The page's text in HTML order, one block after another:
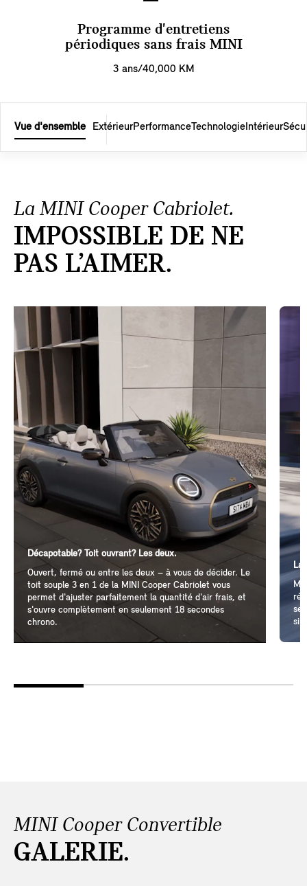
Programme d'entretiens
périodiques sans frais MINI
3 ans/40,000 KM
Vue d'ensemble ExtérieurPerformanceTechnologie Intérieur
La MINI Cooper Cabriolet.
IMPOSSIBLE DE NE
PAS L’AIMER.
Décapotable? Toit ouvrant? Les deux.
Ouvert, fermé ou entre les deux – à vous de décider. Le
toit souple 3 en 1 de la MINI Cooper Cabriolet vous
permet d'ajuster parfaitement la quantité d'air frais, et
s'ouvre complètement en seulement 18 secondes
chrono.
La
MINI Cooper Convertible
GALERIE.